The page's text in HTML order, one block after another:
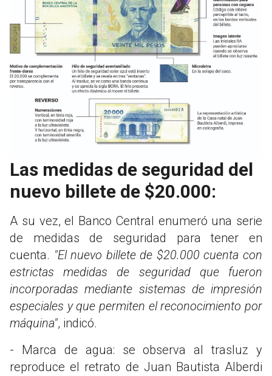
Las medidas de seguridad del
nuevo billete de $20.000:
A su vez, el Banco Central enumeró una serie
de medidas de seguridad para tener en
cuenta. "El nuevo billete de $20.000 cuenta con
estrictas medidas de seguridad que fueron
incorporadas mediante sistemas de impresión
especiales y que permiten el reconocimiento por
máquina", indicó.
- Marca de agua: se observa al trasluz y
reproduce el retrato de Juan Bautista Alberdi